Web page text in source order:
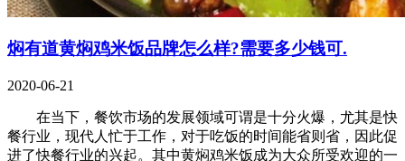
焖有道黄焖鸡米饭品牌怎么样?需要多少钱可.
2020-06-21
在当下，餐饮市场的发展领域可谓是十分火爆，尤其是快
餐行业，现代人忙于工作，对于吃饭的时间能省则省，因此促
进了快餐行业的兴起。其中黄焖鸡米饭成为大众所受欢迎的一